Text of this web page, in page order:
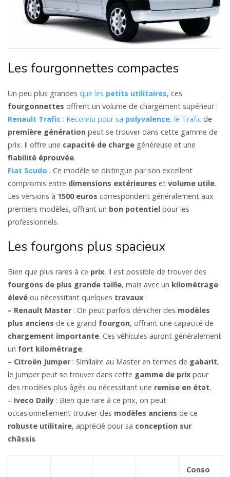
Les fourgonnettes compactes
Un peu plus grandes que les petits utilitaires, ces
fourgonnettes offrent un volume de chargement supérieur :
Renault Trafic : Reconnu pour sa polyvalence, le Trafic de
première génération peut se trouver dans cette gamme de
prix. Il offre une capacité de charge généreuse et une
fiabilité éprouvée.
Fiat Scudo : Ce modèle se distingue par son excellent
compromis entre dimensions extérieures et volume utile.
Les versions à 1500 euros correspondent généralement aux
premiers modèles, offrant un bon potentiel pour les
professionnels.
Les fourgons plus spacieux
Bien que plus rares à ce prix, il est possible de trouver des
fourgons de plus grande taille, mais avec un kilométrage
élevé ou nécessitant quelques travaux :
– Renault Master : On peut parfois dénicher des modèles
plus anciens de ce grand fourgon, offrant une capacité de
chargement importante. Ces véhicules auront généralement
un fort kilométrage.
– Citroën Jumper : Similaire au Master en termes de gabarit,
le Jumper peut se trouver dans cette gamme de prix pour
des modèles plus âgés ou nécessitant une remise en état.
– Iveco Daily : Bien que rare à ce prix, on peut
occasionnellement trouver des modèles anciens de ce
robuste utilitaire, apprécié pour sa conception sur
châssis.
Conso